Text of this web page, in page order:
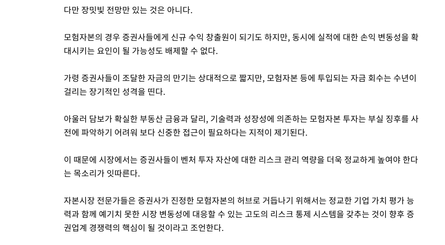
다만 장밋빛 전망만 있는 것은 아니다.
모험자본의 경우 증권사들에게 신규 수익 창출원이 되기도 하지만, 동시에 실적에 대한 손익 변동성을 확
대시키는 요인이 될 가능성도 배제할 수 없다.
가령 증권사들이 조달한 자금의 만기는 상대적으로 짧지만, 모험자본 등에 투입되는 자금 회수는 수년이
걸리는 장기적인 성격을 띤다.
아울러 담보가 확실한 부동산 금융과 달리, 기술력과 성장성에 의존하는 모험자본 투자는 부실 징후를 사
전에 파악하기 어려워 보다 신중한 접근이 필요하다는 지적이 제기된다.
이 때문에 시장에서는 증권사들이 벤처 투자 자산에 대한 리스크 관리 역량을 더욱 정교하게 높여야 한다
는 목소리가 잇따른다.
자본시장 전문가들은 증권사가 진정한 모험자본의 허브로 거듭나기 위해서는 정교한 기업 가치 평가 능
력과 함께 예기치 못한 시장 변동성에 대응할 수 있는 고도의 리스크 통제 시스템을 갖추는 것이 향후 증
권업계 경쟁력의 핵심이 될 것이라고 조언한다.